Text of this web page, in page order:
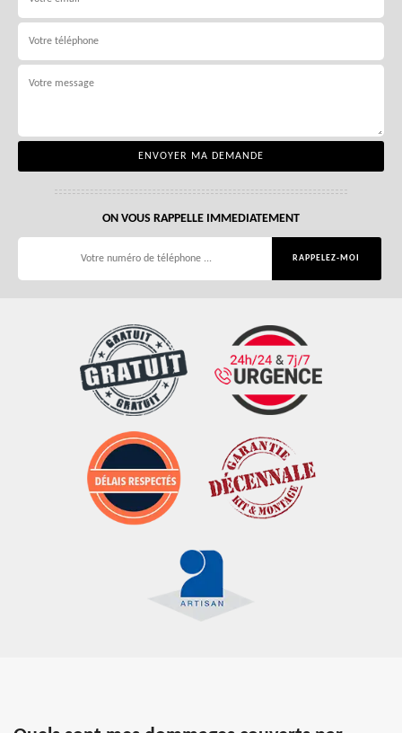
ON VOUS RAPPELLE IMMEDIATEMENT